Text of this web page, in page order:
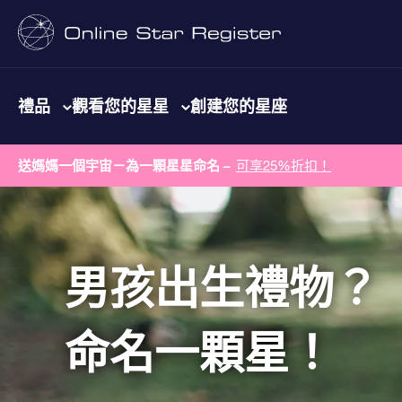
禮品 觀看您的星星 創建您的星座
送媽媽一個宇宙－為一顆星星命名 – 可享25%折扣！
男孩出生禮物？
命名一顆星！